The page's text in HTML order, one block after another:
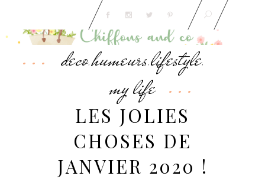
deco,humeurs,lifestyle,
my life
LES JOLIES
CHOSES DE
JANVIER 2020 !